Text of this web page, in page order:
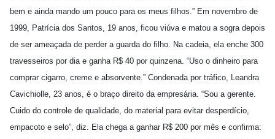
bem e ainda mando um pouco para os meus filhos.” Em novembro de
1999, Patrícia dos Santos, 19 anos, ficou viúva e matou a sogra depois
de ser ameaçada de perder a guarda do filho. Na cadeia, ela enche 300
travesseiros por dia e ganha R$ 40 por quinzena. “Uso o dinheiro para
comprar cigarro, creme e absorvente.” Condenada por tráfico, Leandra
Cavichiolle, 23 anos, é o braço direito da empresária. “Sou a gerente.
Cuido do controle de qualidade, do material para evitar desperdício,
empacoto e selo”, diz. Ela chega a ganhar R$ 200 por mês e confirma: